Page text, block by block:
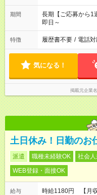
期間
長期【ご応募から1
即日～
特徴 履歴書不要 / 電話
気になる！
掲載元企業名
土日休み！日勤のお
派遣 職種未経験OK 社会
WEB登録・面接OK
給与
時給1180円 【月